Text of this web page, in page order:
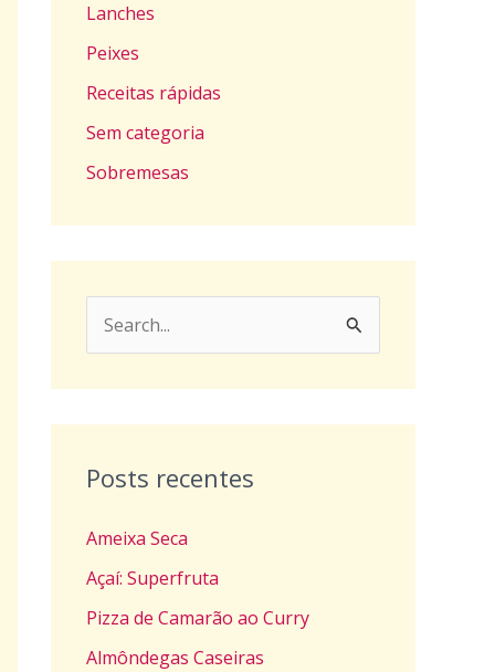
Lanches
Peixes
Receitas rápidas
Sem categoria
Sobremesas
u
s
a
r
p
Posts recentes
Ameixa Seca
Açaí: Superfruta
Pizza de Camarão ao Curry
Almôndegas Caseiras